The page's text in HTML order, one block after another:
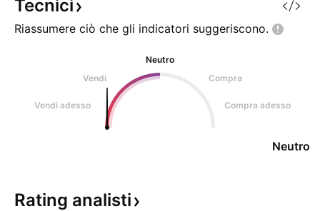
Tecnici
Riassumere ciò che gli indicatori suggeriscono.
Neutro
Vendi
Compra
Vendi adesso Compra adesso
Neutro
Rating analisti